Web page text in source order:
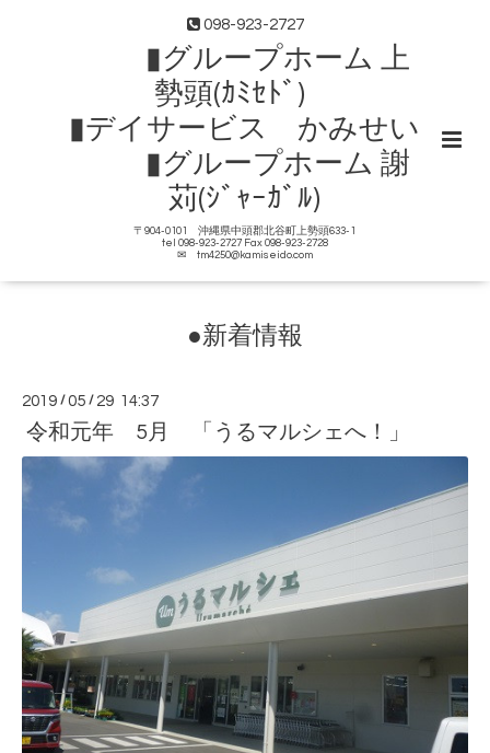
098-923-2727
▮グループホーム 上
勢頭(ｶﾐｾﾄﾞ)
▮デイサービス かみせい
▮グループホーム 謝
苅(ｼﾞｬｰｶﾞﾙ)
〒904-0101 沖縄県中頭郡北谷町上勢頭633-1
tel 098-923-2727 Fax 098-923-2728
✉ tm4250@kamiseido.com
●新着情報
2019 /05 / 29 14:37
令和元年 5月 「うるマルシェへ！」